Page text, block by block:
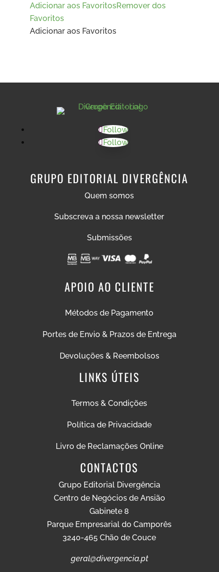
preço
original
era:
preço
é:
Adicionar aos FavoritosRemover dos
Favoritos
Adicionar aos Favoritos
Follow
Follow
GRUPO EDITORIAL DIVERGÊNCIA
Quem somos
Subscreva a nossa newsletter
Submissões
APOIO AO CLIENTE
Métodos de Pagamento
Portes de Envio & Prazos de Entrega
Devoluções & Reembolsos
LINKS ÚTEIS
Termos & Condições
Política de Privacidade
Livro de Reclamações Online
CONTACTOS
Grupo Editorial Divergência
Centro de Negócios de Ansião
Gabinete 8
Parque Empresarial do Camporês
3240-465 Chão de Couce
geral@divergencia.pt